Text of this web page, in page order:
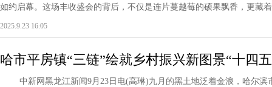
如约启幕。这场丰收盛会的背后，不仅是连片蔓越莓的硕果飘香，更藏
2025.9.23 16:05
哈市平房镇“三链”绘就乡村振兴新图景“十四
中新网黑龙江新闻9月23日电(高琳)九月的黑土地泛着金浪，哈尔滨